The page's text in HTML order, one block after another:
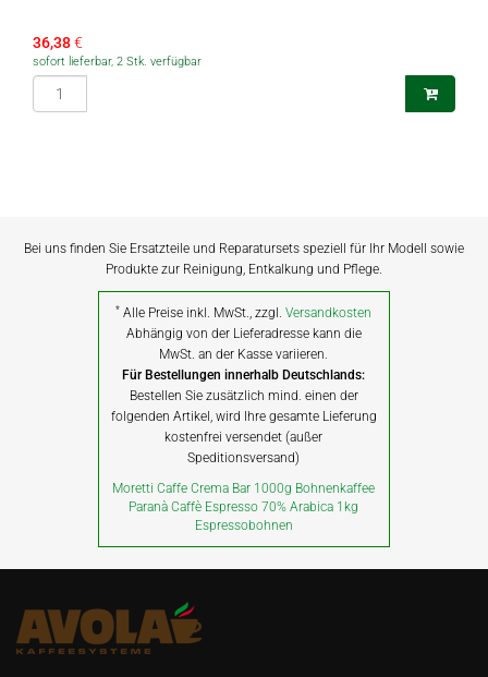
36,38€
sofort lieferbar, 2 Stk. verfügbar
Bei uns finden Sie Ersatzteile und Reparatursets speziell für Ihr Modell sowie
Produkte zur Reinigung, Entkalkung und Pflege.
* Alle Preise inkl. MwSt., zzgl.Versandkosten
Abhängig von der Lieferadresse kann die
MwSt. an der Kasse variieren.
Für Bestellungen innerhalb Deutschlands:
Bestellen Sie zusätzlich mind. einen der
folgenden Artikel, wird Ihre gesamte Lieferung
kostenfrei versendet (außer
Speditionsversand)
Moretti Caffe Crema Bar 1000g Bohnenkaffee
Paranà Caffè Espresso 70% Arabica 1kg
Espressobohnen